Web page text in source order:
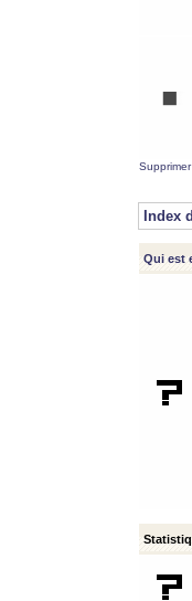
Index
Qui est